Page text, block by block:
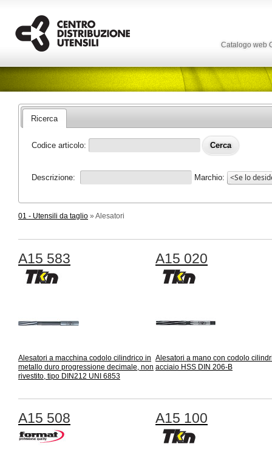
Catalogo web
Ricerca
Codice articolo:
Descrizione: Marchio:
01 - Utensili da taglio » Alesatori
A15 583
Alesatori a macchina codolo cilindrico in
metallo duro progressione decimale, non
rivestito, tipo DIN212 UNI 6853
A15 020
Alesatori a mano con codolo
acciaio HSS DIN 206-B
A15 508 A15 100